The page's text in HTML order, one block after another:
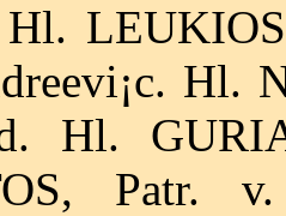
Hl.
Hl.
Hl.
Patr. v.